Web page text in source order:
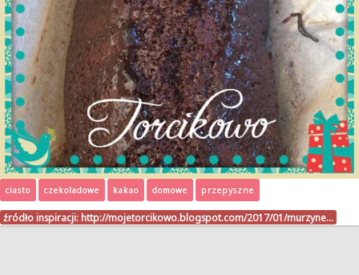
ciasto czekoladowe kakao domowe przepyszne
źródło inspiracji: http://mojetorcikowo.blogspot.com/2017/01/murzyne…